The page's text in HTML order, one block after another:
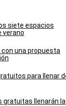
siete espacios
verano
con una propuesta
para llenar
gratuitas llenarán la